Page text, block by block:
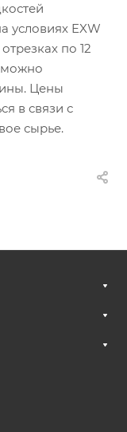
условиях EXW
по 12
Цены
в связи с
сырье.